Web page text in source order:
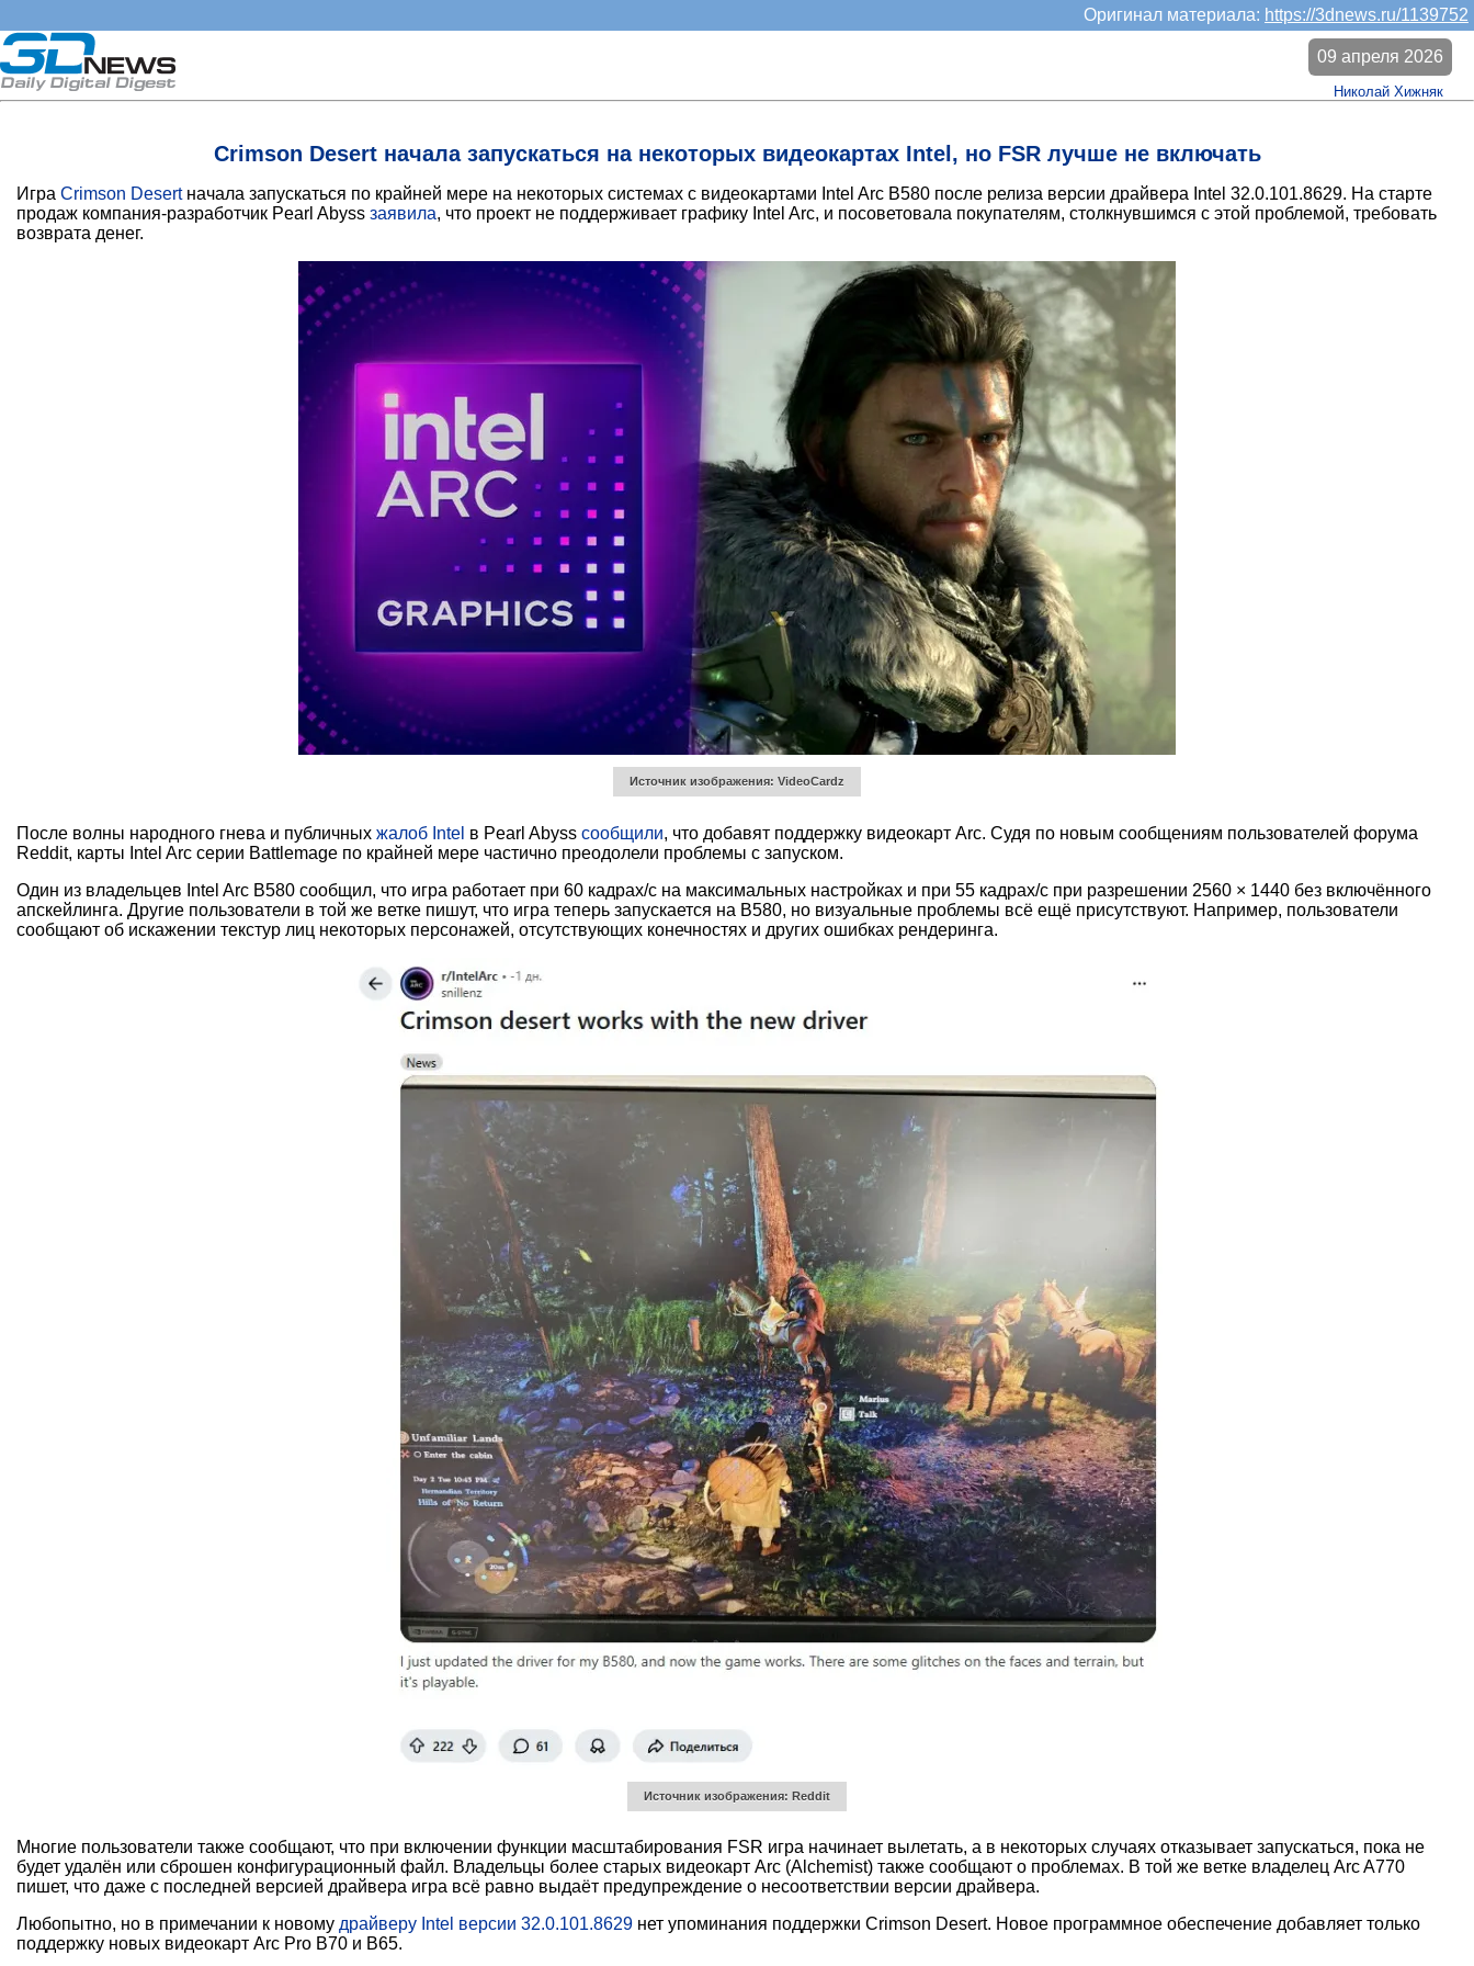
Оригинал материала: https://3dnews.ru/1139752
Crimson Desert начала запускаться на некоторых видеокартах Intel, но FSR лучше не включать
09 апреля 2026
Николай Хижняк
Игра Crimson Desertначала запускаться по крайней мере на некоторых системах с видеокартами Intel Arc B580 после релиза версии драйвера Intel 32.0.101.8629. На старте
продаж компания-разработчик Pearl Abyss заявила, что проект не поддерживает графику Intel Arc, и посоветовала покупателям, столкнувшимся с этой проблемой, требовать
возврата денег.
Источник изображения: VideoCardz
После волны народного гнева и публичных жалоб Intel в Pearl Abyss сообщили, что добавят поддержку видеокарт Arc. Судя по новым сообщениям пользователей форума
Reddit, карты Intel Arc серии Battlemage по крайней мере частично преодолели проблемы с запуском.
Один из владельцев Intel Arc B580 сообщил, что игра работает при 60 кадрах/с на максимальных настройках и при 55 кадрах/с при разрешении 2560 × 1440 без включённого
апскейлинга. Другие пользователи в той же ветке пишут, что игра теперь запускается на B580, но визуальные проблемы всё ещё присутствуют. Например, пользователи
сообщают об искажении текстур лиц некоторых персонажей, отсутствующих конечностях и других ошибках рендеринга.
Источник изображения: Reddit
Многие пользователи также сообщают, что при включении функции масштабирования FSR игра начинает вылетать, а в некоторых случаях отказывает запускаться, пока не
будет удалён или сброшен конфигурационный файл. Владельцы более старых видеокарт Arc (Alchemist) также сообщают о проблемах. В той же ветке владелец Arc A770
пишет, что даже с последней версией драйвера игра всё равно выдаёт предупреждение о несоответствии версии драйвера.
Любопытно, но в примечании к новому драйверу Intel версии 32.0.101.8629 нет упоминания поддержки Crimson Desert. Новое программное обеспечение добавляет только
поддержку новых видеокарт Arc Pro B70 и B65.